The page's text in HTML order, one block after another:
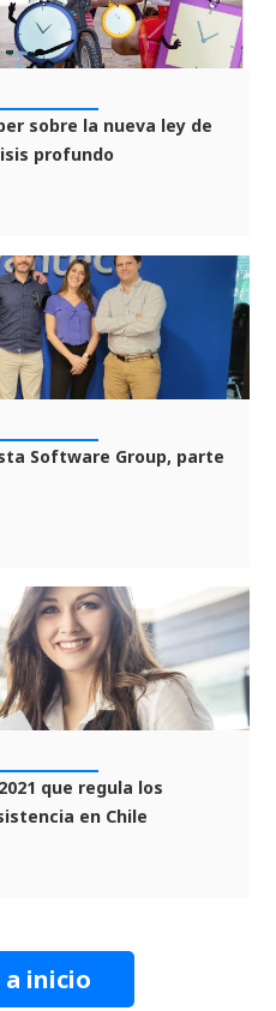
sobre la nueva ley de
profundo
Software Group, parte
que regula los
en Chile
inicio